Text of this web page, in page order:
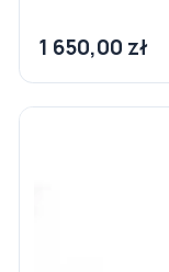
1 650,00 zł